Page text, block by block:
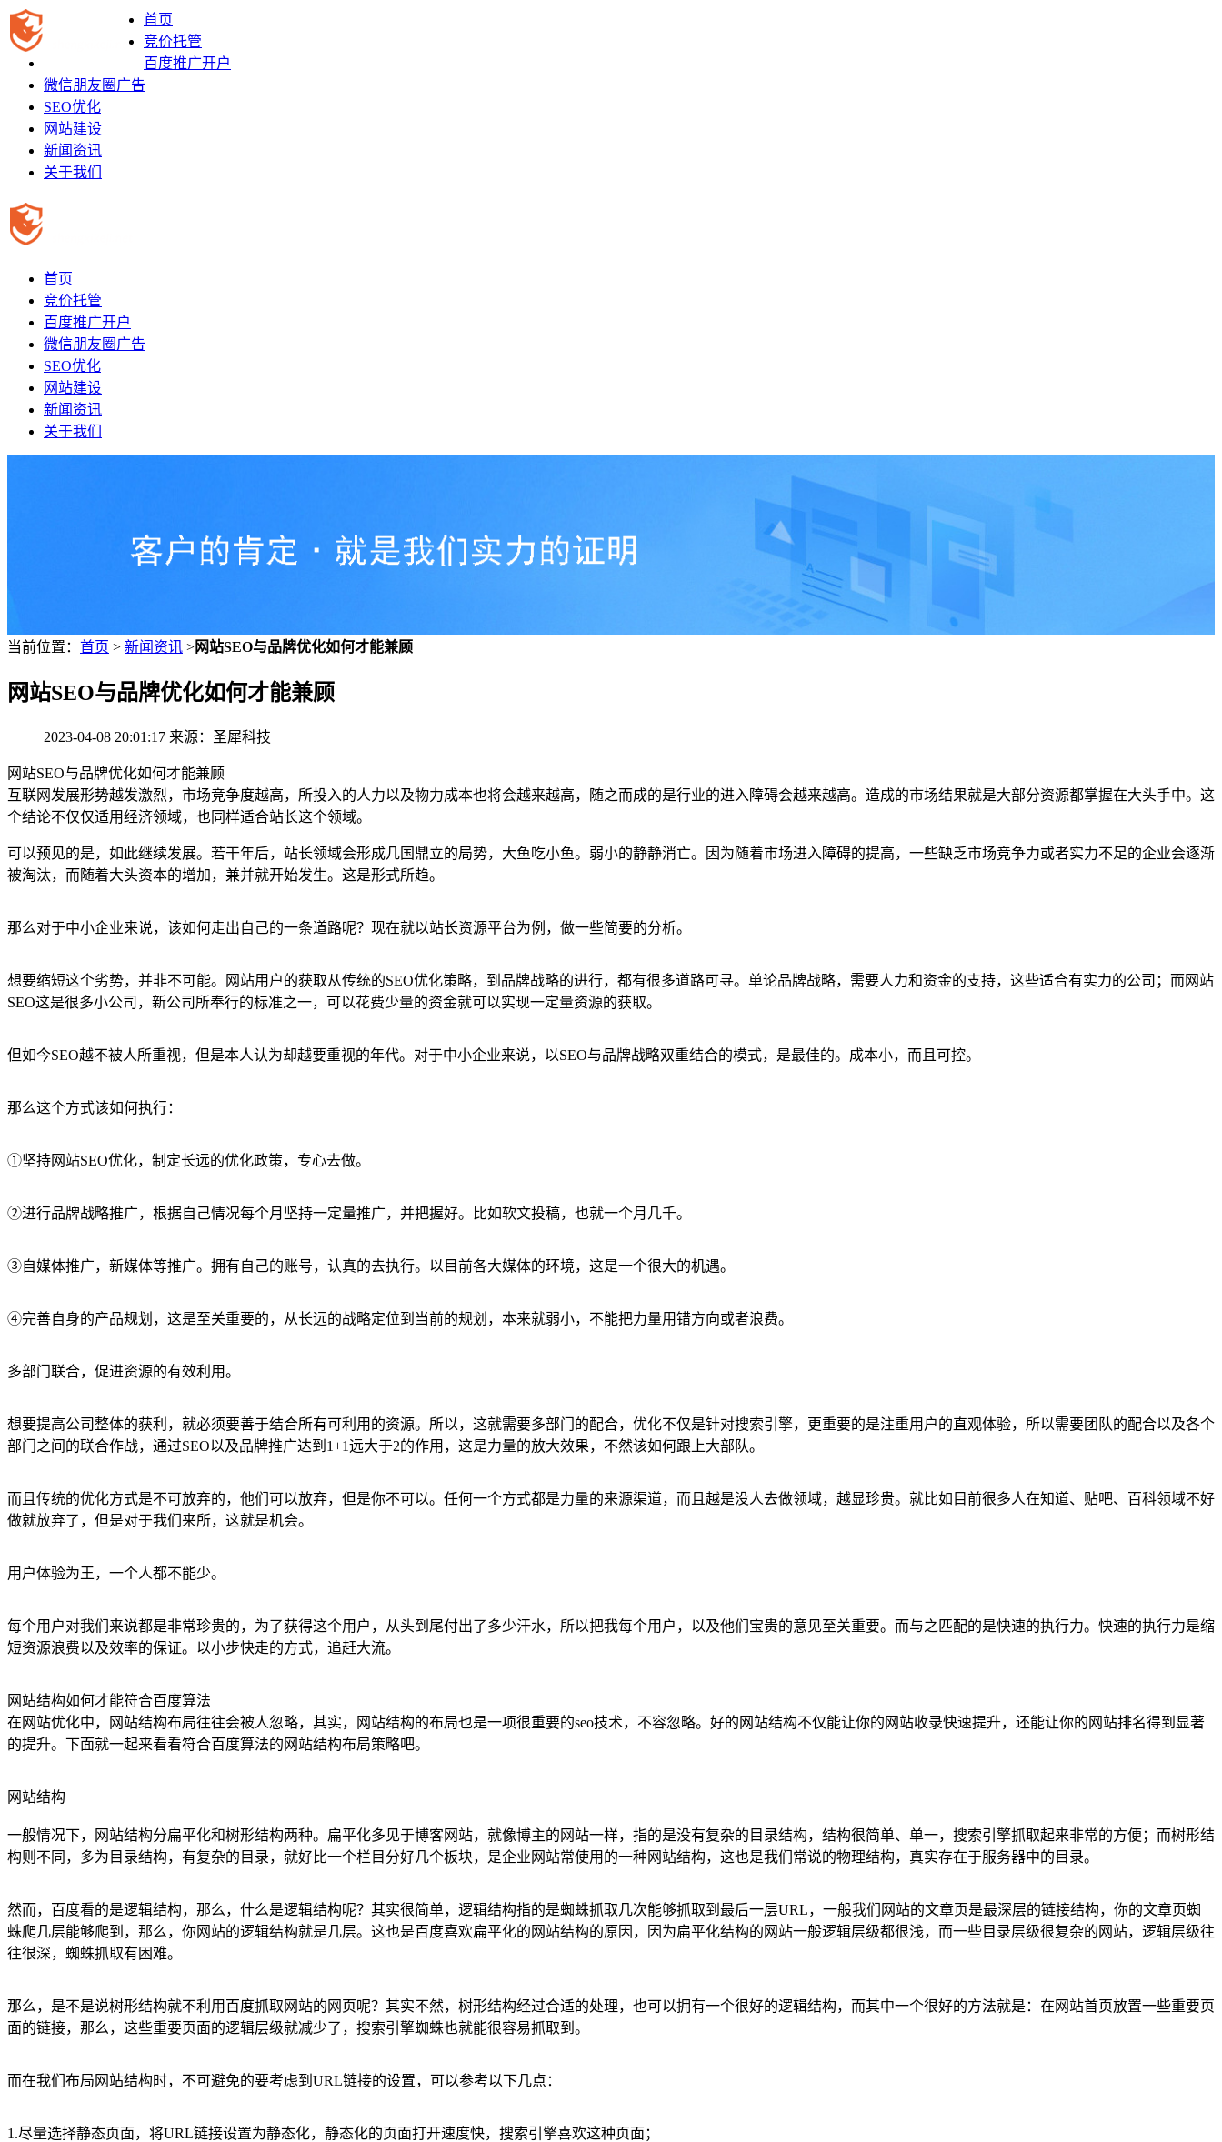
首页
竞价托管
百度推广开户
微信朋友圈广告
SEO优化
网站建设
新闻资讯
关于我们
首页
竞价托管
百度推广开户
微信朋友圈广告
SEO优化
网站建设
新闻资讯
关于我们
当前位置： 首页 > 新闻资讯 >网站SEO与品牌优化如何才能兼顾
网站SEO与品牌优化如何才能兼顾
2023-04-08 20:01:17 来源：圣犀科技
网站SEO与品牌优化如何才能兼顾
互联网发展形势越发激烈，市场竞争度越高，所投入的人力以及物力成本也将会越来越高，随之而成的是行业的进入障碍会越来越高。造成的市场结果就是大部分资源都掌握在大头手中。这
个结论不仅仅适用经济领域，也同样适合站长这个领域。
可以预见的是，如此继续发展。若干年后，站长领域会形成几国鼎立的局势，大鱼吃小鱼。弱小的静静消亡。因为随着市场进入障碍的提高，一些缺乏市场竞争力或者实力不足的企业会逐渐
被淘汰，而随着大头资本的增加，兼并就开始发生。这是形式所趋。
那么对于中小企业来说，该如何走出自己的一条道路呢？现在就以站长资源平台为例，做一些简要的分析。
想要缩短这个劣势，并非不可能。网站用户的获取从传统的SEO优化策略，到品牌战略的进行，都有很多道路可寻。单论品牌战略，需要人力和资金的支持，这些适合有实力的公司；而网站
SEO这是很多小公司，新公司所奉行的标准之一，可以花费少量的资金就可以实现一定量资源的获取。
但如今SEO越不被人所重视，但是本人认为却越要重视的年代。对于中小企业来说，以SEO与品牌战略双重结合的模式，是最佳的。成本小，而且可控。
那么这个方式该如何执行：
①坚持网站SEO优化，制定长远的优化政策，专心去做。
②进行品牌战略推广，根据自己情况每个月坚持一定量推广，并把握好。比如软文投稿，也就一个月几千。
③自媒体推广，新媒体等推广。拥有自己的账号，认真的去执行。以目前各大媒体的环境，这是一个很大的机遇。
④完善自身的产品规划，这是至关重要的，从长远的战略定位到当前的规划，本来就弱小，不能把力量用错方向或者浪费。
多部门联合，促进资源的有效利用。
想要提高公司整体的获利，就必须要善于结合所有可利用的资源。所以，这就需要多部门的配合，优化不仅是针对搜索引擎，更重要的是注重用户的直观体验，所以需要团队的配合以及各个
部门之间的联合作战，通过SEO以及品牌推广达到1+1远大于2的作用，这是力量的放大效果，不然该如何跟上大部队。
而且传统的优化方式是不可放弃的，他们可以放弃，但是你不可以。任何一个方式都是力量的来源渠道，而且越是没人去做领域，越显珍贵。就比如目前很多人在知道、贴吧、百科领域不好
做就放弃了，但是对于我们来所，这就是机会。
用户体验为王，一个人都不能少。
每个用户对我们来说都是非常珍贵的，为了获得这个用户，从头到尾付出了多少汗水，所以把我每个用户，以及他们宝贵的意见至关重要。而与之匹配的是快速的执行力。快速的执行力是缩
短资源浪费以及效率的保证。以小步快走的方式，追赶大流。
网站结构如何才能符合百度算法
在网站优化中，网站结构布局往往会被人忽略，其实，网站结构的布局也是一项很重要的seo技术，不容忽略。好的网站结构不仅能让你的网站收录快速提升，还能让你的网站排名得到显著
的提升。下面就一起来看看符合百度算法的网站结构布局策略吧。
网站结构
一般情况下，网站结构分扁平化和树形结构两种。扁平化多见于博客网站，就像博主的网站一样，指的是没有复杂的目录结构，结构很简单、单一，搜索引擎抓取起来非常的方便；而树形结
构则不同，多为目录结构，有复杂的目录，就好比一个栏目分好几个板块，是企业网站常使用的一种网站结构，这也是我们常说的物理结构，真实存在于服务器中的目录。
然而，百度看的是逻辑结构，那么，什么是逻辑结构呢？其实很简单，逻辑结构指的是蜘蛛抓取几次能够抓取到最后一层URL，一般我们网站的文章页是最深层的链接结构，你的文章页蜘
蛛爬几层能够爬到，那么，你网站的逻辑结构就是几层。这也是百度喜欢扁平化的网站结构的原因，因为扁平化结构的网站一般逻辑层级都很浅，而一些目录层级很复杂的网站，逻辑层级往
往很深，蜘蛛抓取有困难。
那么，是不是说树形结构就不利用百度抓取网站的网页呢？其实不然，树形结构经过合适的处理，也可以拥有一个很好的逻辑结构，而其中一个很好的方法就是：在网站首页放置一些重要页
面的链接，那么，这些重要页面的逻辑层级就减少了，搜索引擎蜘蛛也就能很容易抓取到。
而在我们布局网站结构时，不可避免的要考虑到URL链接的设置，可以参考以下几点：
1.尽量选择静态页面，将URL链接设置为静态化，静态化的页面打开速度快，搜索引擎喜欢这种页面；